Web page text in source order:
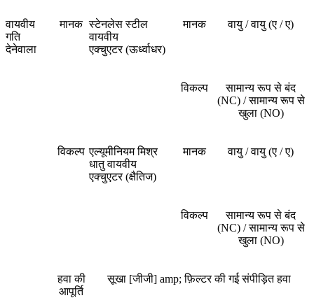
वायवीय
गति
देनेवाला
मानक स्टेनलेस स्टील
वायवीय
एक्चुएटर (ऊर्ध्वाधर)
मानक वायु / वायु (ए / ए)
विकल्प
सामान्य रूप से बंद
(NC) / सामान्य रूप से
खुला (NO)
विकल्प एल्यूमीनियम मिश्र
धातु वायवीय
एक्चुएटर (क्षैतिज)
मानक वायु / वायु (ए / ए)
विकल्प
सामान्य रूप से बंद
(NC) / सामान्य रूप से
खुला (NO)
हवा की
आपूर्ति
सूखा [जीजी] amp; फ़िल्टर की गई संपीड़ित हवा